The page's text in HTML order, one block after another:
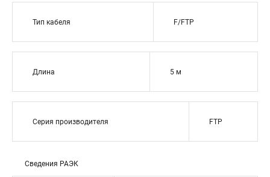
Тип кабеля F/FTP
Длина 5 м
Серия производителя FTP
Сведения РАЭК